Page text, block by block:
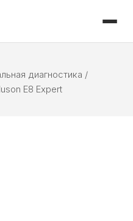
диагностика /
E8 Expert